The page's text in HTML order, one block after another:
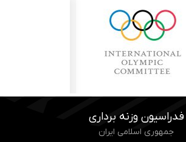
فدراسیون وزنه برداری
جمهوری اسلامی ایران